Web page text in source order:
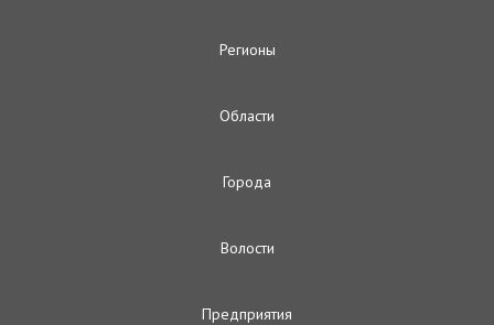
Регионы
Oбласти
Городa
Волости
Предприятия